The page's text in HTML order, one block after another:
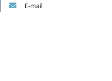
E-mail